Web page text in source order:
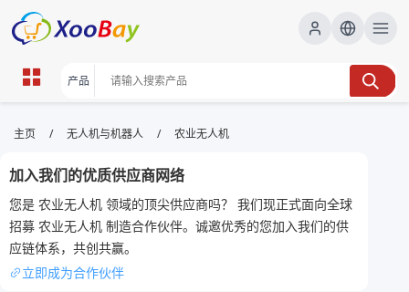
农业无人机 | XOOBAY B2B/B2C
Marketplace
农业无人机,植保无人机,农用无人机, wholesale 农业无
人机, XOOBAY
覆盖作物喷洒监测与数据分析解决方案全系统
主页 / 无人机与机器人 / 农业无人机
加入我们的优质供应商网络
您是 农业无人机 领域的顶尖供应商吗？ 我们现正式面向全球
招募 农业无人机 制造合作伙伴。诚邀优秀的您加入我们的供
应链体系，共创共赢。
立即成为合作伙伴